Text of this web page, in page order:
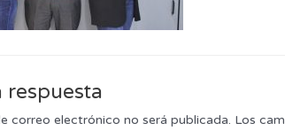
respuesta
correo electrónico no será publicada. Los